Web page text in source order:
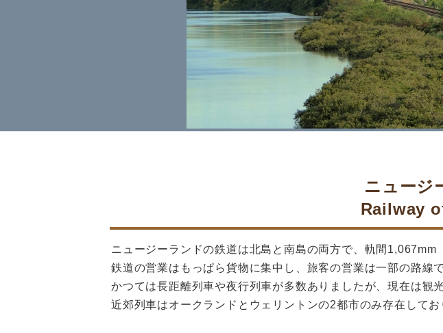
ニュージ
Railway
ニュージーランドの鉄道は北島と南島の両方で、軌間
鉄道の営業はもっぱら貨物に集中し、旅客の営業は一部の路線
かつては長距離列車や夜行列車が多数ありましたが、現在は観
近郊列車はオークランドとウェリントンの2都市のみ存在して